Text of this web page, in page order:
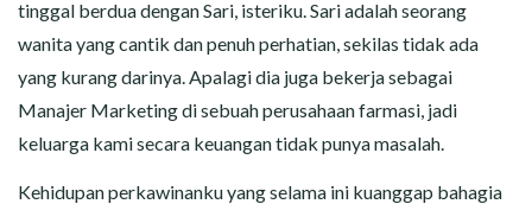
tinggal berdua dengan Sari, isteriku. Sari adalah seorang
wanita yang cantik dan penuh perhatian, sekilas tidak ada
yang kurang darinya. Apalagi dia juga bekerja sebagai
Manajer Marketing di sebuah perusahaan farmasi, jadi
keluarga kami secara keuangan tidak punya masalah.
Kehidupan perkawinanku yang selama ini kuanggap bahagia